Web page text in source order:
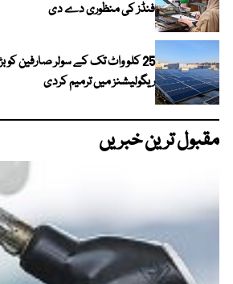
فنڈز کی منظوری دے دی
25 کلو واٹ تک کے سولر صارفین کو
ریگولیشنز میں ترمیم کردی
مقبول ترین خبریں